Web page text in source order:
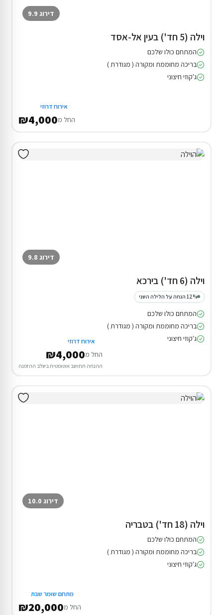
דירוג 9.9
וילה (5 חד') בעין אל-אסד
המתחם כולו שלכם
בריכה מחוממת ומקורה ( מגודרת )
ג'קוזי חיצוני
אירוח דרוזי
החל מ₪4,000
דירוג 9.8
וילה (6 חד') בירכא
12% הנחה על הלילה השני
המתחם כולו שלכם
בריכה מחוממת ומקורה ( מגודרת )
ג'קוזי חיצוני
אירוח דרוזי
החל מ₪4,000
ההנחה תחושב אוטומטית בשלב ההזמנה
דירוג 10.0
וילה (18 חד') בטבריה
המתחם כולו שלכם
בריכה מחוממת ומקורה ( מגודרת )
ג'קוזי חיצוני
מתחם שומר שבת
החל מ₪20,000